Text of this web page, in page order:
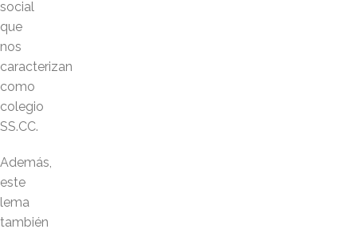
social
que
nos
caracterizan
como
colegio
SS.CC.
Además,
este
lema
también